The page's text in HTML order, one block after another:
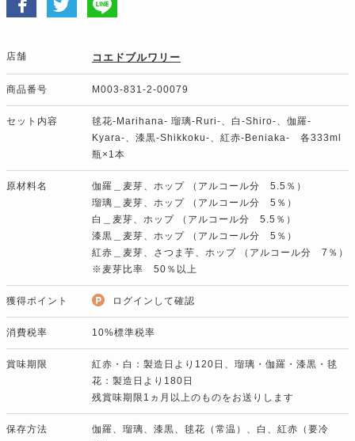
店舗 コエドブルワリー
商品番号 M003-831-2-00079
セット内容
毬花‐Marihana‐ 瑠璃‐Ruri‐、白‐Shiro‐、伽羅‐
Kyara‐、漆黒‐Shikkoku‐、紅赤‐Beniaka‐ 各333ml
瓶×1本
原材料名
伽羅＿麦芽、ホップ （アルコール分 5.5％）
瑠璃＿麦芽、ホップ （アルコール分 5％）
白＿麦芽、ホップ （アルコール分 5.5％）
漆黒＿麦芽、ホップ （アルコール分 5％）
紅赤＿麦芽、さつま芋、ホップ （アルコール分 7％）
※麦芽比率 50％以上
獲得ポイント ログインして確認
消費税率 10%標準税率
賞味期限
紅赤・白：製造日より120日、瑠璃・伽羅・漆黒・毬
花：製造日より180日
残賞味期限1ヵ月以上のものをお送りします
保存方法
伽羅、瑠璃、漆黒、毬花（常温）、白、紅赤（要冷